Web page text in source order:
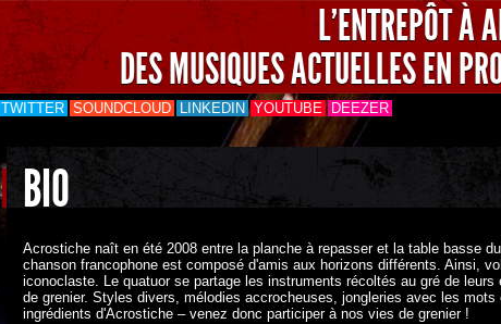
L'ENTREPÔT À
DES MUSIQUES ACTUELLES EN
TWITTER SOUNDCLOUD LINKEDIN YOUTUBE DEEZER
BIO
Acrostiche naît en été 2008 entre la planche à repasser et la table basse
chanson francophone est composé d'amis aux horizons différents. Ainsi,
iconoclaste. Le quatuor se partage les instruments récoltés au gré de
de grenier. Styles divers, mélodies accrocheuses, jongleries avec les
ingrédients d'Acrostiche – venez donc participer à nos vies de grenier !